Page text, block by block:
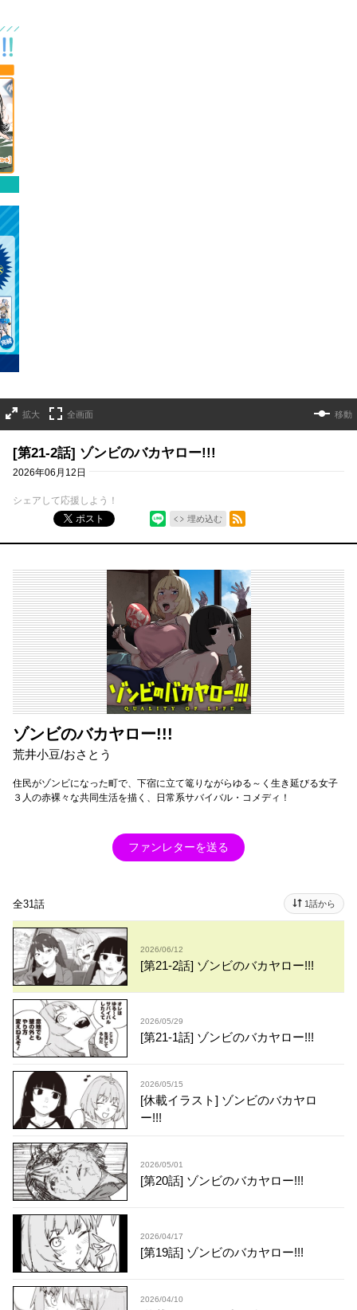
拡大 全画面 移動
[第21-2話] ゾンビのバカヤロー!!!
2026年06月12日
シェアして応援しよう！
ポスト
埋め込む
RSSフィード
ゾンビのバカヤロー!!!
荒井小豆/おさとう
住民がゾンビになった町で、下宿に立て篭りながらゆる～く生き延びる女子
３人の赤裸々な共同生活を描く、日常系サバイバル・コメディ！
ファンレターを送る
全31話 1話から
2026/06/12
[第21-2話] ゾンビのバカヤロー!!!
2026/05/29
[第21-1話] ゾンビのバカヤロー!!!
2026/05/15
[休載イラスト] ゾンビのバカヤロ
ー!!!
2026/05/01
[第20話] ゾンビのバカヤロー!!!
2026/04/17
[第19話] ゾンビのバカヤロー!!!
2026/04/10